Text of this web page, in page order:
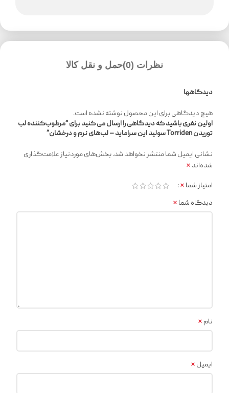
نظرات (0) حمل و نقل کالا
دیدگاهها
هیچ دیدگاهی برای این محصول نوشته نشده است.
اولین نفری باشید که دیدگاهی را ارسال می کنید برای “مرطوب‌کننده لب
توریدن Torriden سولید این سراماید – لب‌های نرم و درخشان”
نشانی ایمیل شما منتشر نخواهد شد.بخش‌های موردنیاز علامت‌گذاری
شده‌اند *
امتیاز شما *
دیدگاه شما *
نام *
ایمیل *